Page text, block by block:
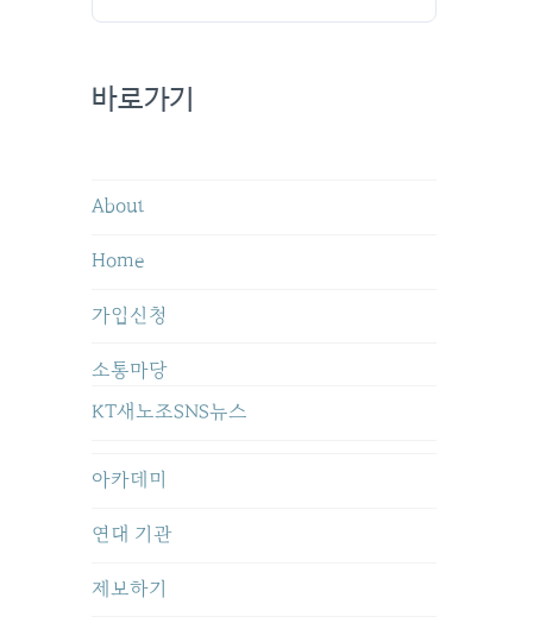
바로가기
About
Home
가입신청
소통마당
KT새노조SNS뉴스
아카데미
연대 기관
제보하기